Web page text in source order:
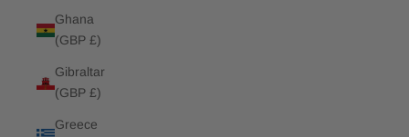
Ghana
(GBP £)
Gibraltar
(GBP £)
Greece